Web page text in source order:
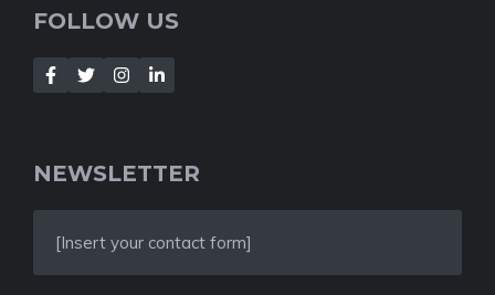
FOLLOW US
NEWSLETTER
[Insert your contact form]